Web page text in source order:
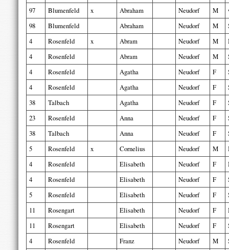
97
Blumenfeld x Abraham Neudorf M
98
Blumenfeld Abraham Neudorf M
4
Rosenfeld x Abram Neudorf M
4
Rosenfeld Abram Neudorf M
4
Rosenfeld Agatha Neudorf F
4
Rosenfeld Agatha Neudorf F
38
Talbach Agatha Neudorf F
23
Rosenfeld Anna Neudorf F
38
Talbach Anna Neudorf F
5
Rosenfeld x Cornelius Neudorf M
4
Rosenfeld Elisabeth Neudorf F
4
Rosenfeld Elisabeth Neudorf F
5
Rosenfeld Elisabeth Neudorf F
11
Rosengart Elisabeth Neudorf F
11
Rosengart Elisabeth Neudorf F
4
Rosenfeld Franz Neudorf M